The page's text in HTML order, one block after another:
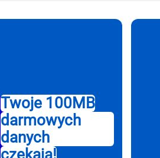
Twoje 100MB
darmowych
danych